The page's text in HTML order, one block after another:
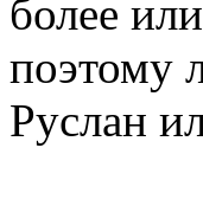
более
поэтому
Руслан